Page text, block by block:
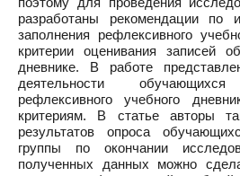
разработаны рекомендации по
заполнения рефлексивного
критерии оценивания записей
дневнике. В работе
деятельности
рефлексивного учебного
критериям. В статье авторы
результатов опроса
группы по окончании
полученных данных можно